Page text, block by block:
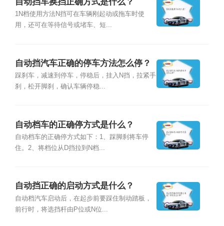
1N档使用方法N挡可在车辆刚起动或拖车时使
用，还可在等待信号或堵车、短...
自动挡汽车正确的停车方法怎么停？
踩刹车，减速到停车，停稳后，挂入N挡，拉紧手
刹，松开脚刹，确认车辆停稳...
自动档车的正确停方式是什么？
自动档车的正确停方式如下：1、踩脚刹将车停
住。2、将档位从D挡拉到N档...
自动挡正确的启动方式是什么？
自动档汽车启动后，在起步前要踩住制动踏板，
前行时，将选挡杆由P位或N位...